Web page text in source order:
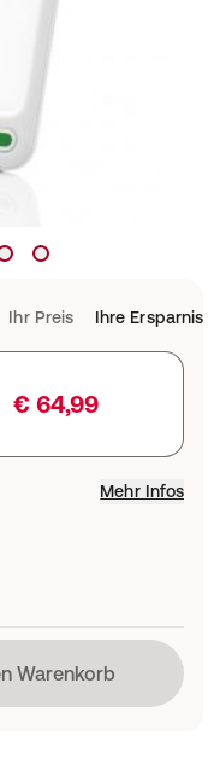
Ihr Preis Ihre Ersparnis
€ 64,99
Mehr Infos
Warenkorb